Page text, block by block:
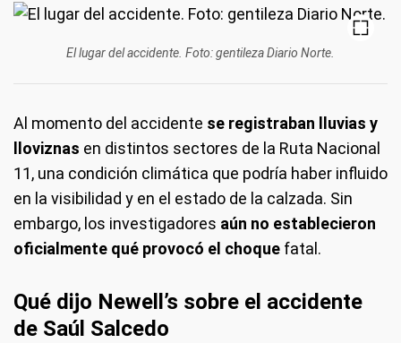
El lugar del accidente. Foto: gentileza Diario Norte.
Al momento del accidente se registraban lluvias y
lloviznas en distintos sectores de la Ruta Nacional
11, una condición climática que podría haber influido
en la visibilidad y en el estado de la calzada. Sin
embargo, los investigadores aún no establecieron
oficialmente qué provocó el choque fatal.
Qué dijo Newell’s sobre el accidente
de Saúl Salcedo